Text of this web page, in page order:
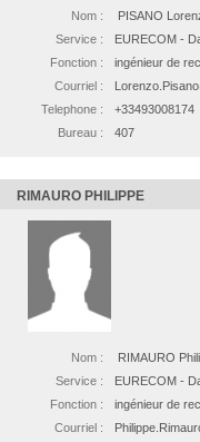
Nom :
PISANO
Service :
EURECOM -
Fonction :
ingénieur de
Courriel :
Telephone :
+33493008174
Bureau :
407
RIMAURO PHILIPPE
Nom :
RIMAURO
Service :
EURECOM -
Fonction :
ingénieur de
Courriel :